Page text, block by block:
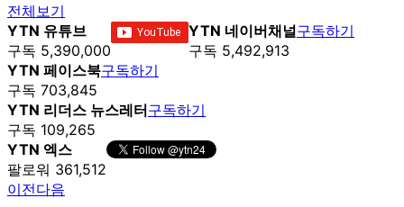
전체보기
YTN 유튜브
구독 5,390,000
YTN 네이버채널
구독 5,492,913
구독하기
YTN 페이스북
구독 703,845
구독하기
YTN 리더스 뉴스레터
구독 109,265
구독하기
YTN 엑스
팔로워 361,512
이전다음